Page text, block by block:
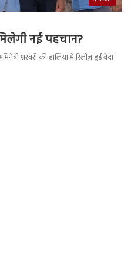
नई पहचान?
शरवरी की हालिया में रिलीज़ हुई वेदा